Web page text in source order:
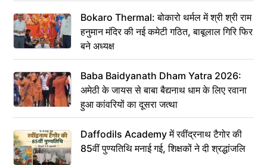
Bokaro Thermal: बोकारो थर्मल में श्री श्री राम
हनुमान मंदिर की नई कमेटी गठित, बाबूलाल गिरि फिर
बने अध्यक्ष
Baba Baidyanath Dham Yatra 2026:
अमेठी के जायस से बाबा बैद्यनाथ धाम के लिए रवाना
हुआ कांवरियों का दूसरा जत्था
Daffodils Academy में रवींद्रनाथ टैगोर की
85वीं पुण्यतिथि मनाई गई, शिक्षकों ने दी श्रद्धांजलि